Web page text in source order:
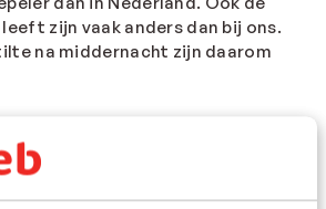
zijn vaak anders dan bij ons.
na middernacht zijn daarom
Een centraal gelegen hotel
meer last van verkeersdrukte
in de buurt.